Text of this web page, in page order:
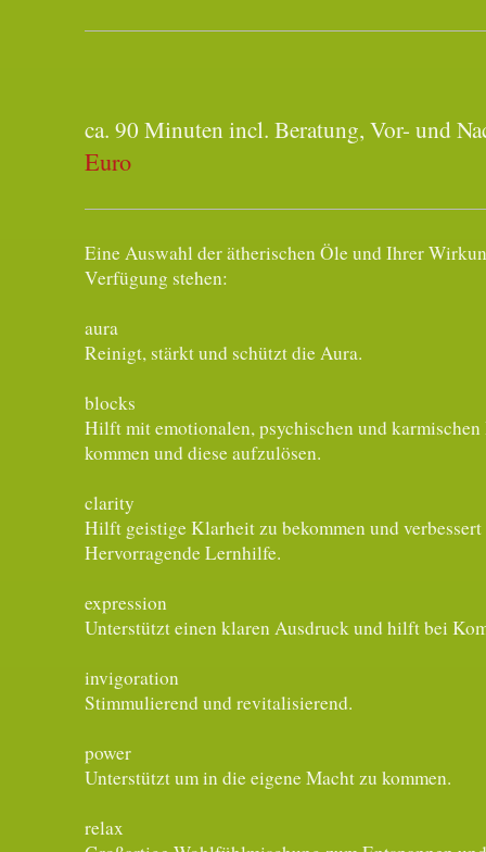
ca. 90 Minuten incl. Beratung, Vor- und
Euro
Eine Auswahl der ätherischen Öle und Ihrer
Verfügung stehen:
aura
Reinigt, stärkt und schützt die Aura.
blocks
Hilft mit emotionalen, psychischen und
kommen und diese aufzulösen.
clarity
Hilft geistige Klarheit zu bekommen und
Hervorragende Lernhilfe.
expression
Unterstützt einen klaren Ausdruck und hilft bei
invigoration
Stimmulierend und revitalisierend.
power
Unterstützt um in die eigene Macht zu kommen.
relax